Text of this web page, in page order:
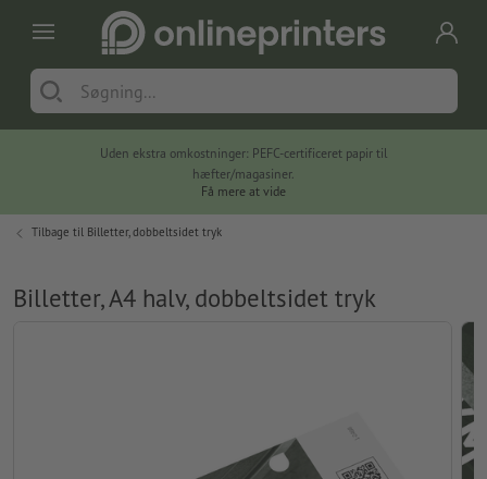
Uden ekstra omkostninger: PEFC-certificeret papir til
hæfter/magasiner.
Få mere at vide
Tilbage til Billetter, dobbeltsidet tryk
Billetter, A4 halv, dobbeltsidet tryk